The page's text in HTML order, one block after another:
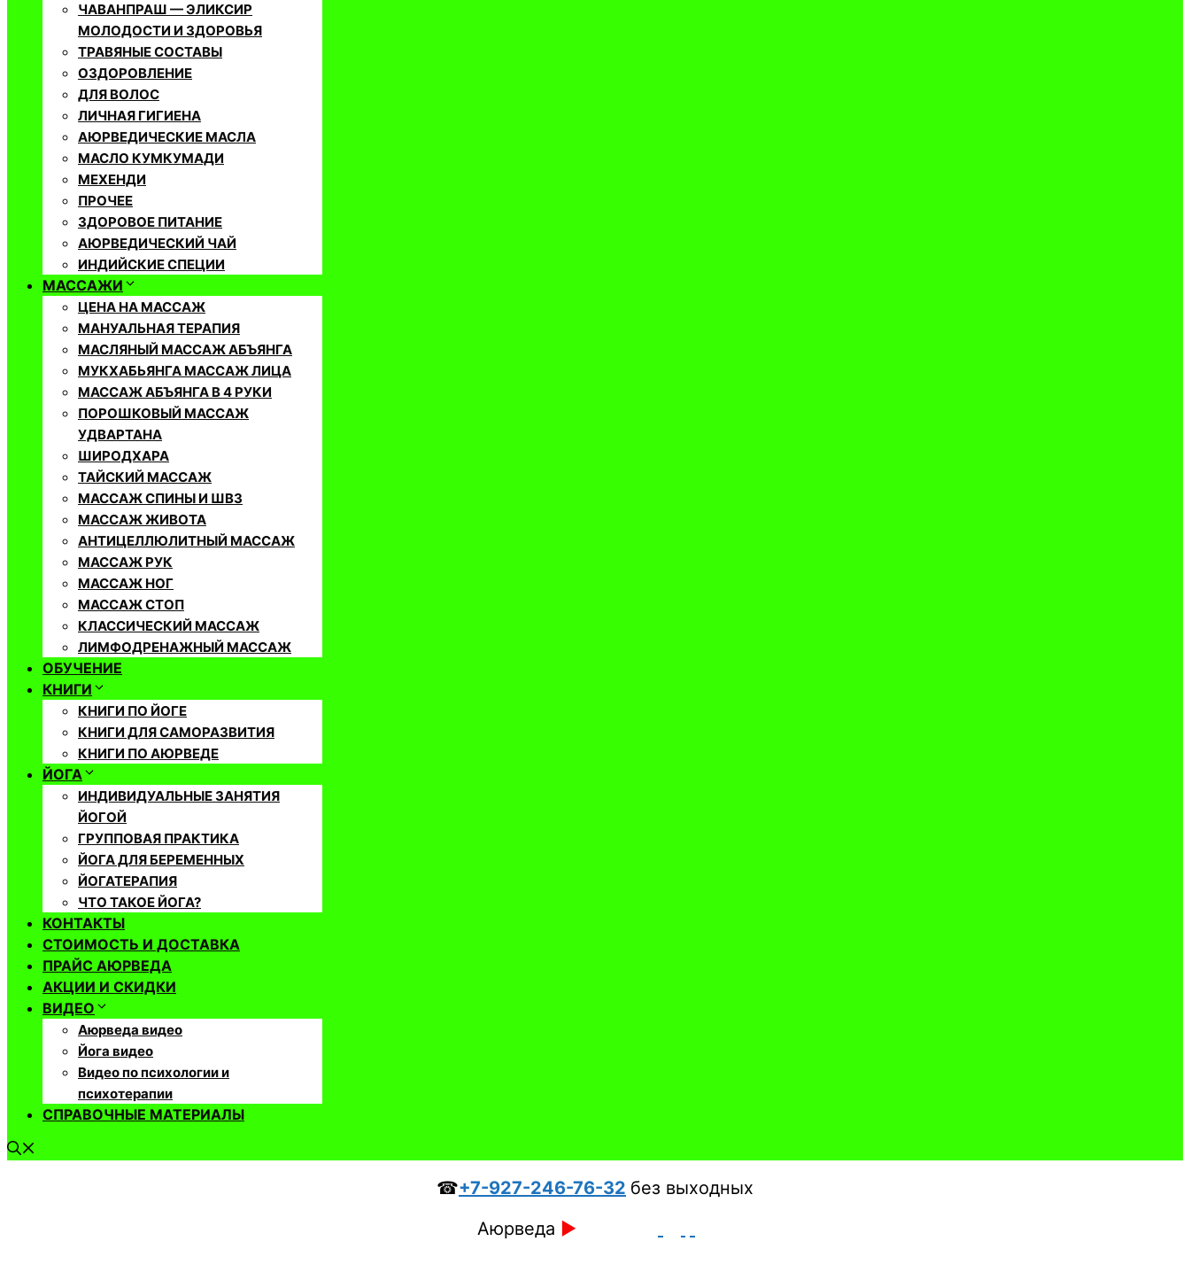
ЧАВАНПРАШ — ЭЛИКСИР
МОЛОДОСТИ И ЗДОРОВЬЯ
ТРАВЯНЫЕ СОСТАВЫ
ОЗДОРОВЛЕНИЕ
ДЛЯ ВОЛОС
ЛИЧНАЯ ГИГИЕНА
АЮРВЕДИЧЕСКИЕ МАСЛА
МАСЛО КУМКУМАДИ
МЕХЕНДИ
ПРОЧЕЕ
ЗДОРОВОЕ ПИТАНИЕ
АЮРВЕДИЧЕСКИЙ ЧАЙ
ИНДИЙСКИЕ СПЕЦИИ
МАССАЖИ
ЦЕНА НА МАССАЖ
МАНУАЛЬНАЯ ТЕРАПИЯ
МАСЛЯНЫЙ МАССАЖ АБЪЯНГА
МУКХАБЬЯНГА МАССАЖ ЛИЦА
МАССАЖ АБЪЯНГА В 4 РУКИ
ПОРОШКОВЫЙ МАССАЖ
УДВАРТАНА
ШИРОДХАРА
ТАЙСКИЙ МАССАЖ
МАССАЖ СПИНЫ И ШВЗ
МАССАЖ ЖИВОТА
АНТИЦЕЛЛЮЛИТНЫЙ МАССАЖ
МАССАЖ РУК
МАССАЖ НОГ
МАССАЖ СТОП
КЛАССИЧЕСКИЙ МАССАЖ
ЛИМФОДРЕНАЖНЫЙ МАССАЖ
ОБУЧЕНИЕ
КНИГИ
КНИГИ ПО ЙОГЕ
КНИГИ ДЛЯ САМОРАЗВИТИЯ
КНИГИ ПО АЮРВЕДЕ
ЙОГА
ИНДИВИДУАЛЬНЫЕ ЗАНЯТИЯ
ЙОГОЙ
ГРУППОВАЯ ПРАКТИКА
ЙОГА ДЛЯ БЕРЕМЕННЫХ
ЙОГАТЕРАПИЯ
ЧТО ТАКОЕ ЙОГА?
КОНТАКТЫ
СТОИМОСТЬ И ДОСТАВКА
ПРАЙС АЮРВЕДА
АКЦИИ И СКИДКИ
ВИДЕО
Аюрведа видео
Йога видео
Видео по психологии и
психотерапии
СПРАВОЧНЫЕ МАТЕРИАЛЫ
☎+7-927-246-76-32 без выходных
Аюрведа ►